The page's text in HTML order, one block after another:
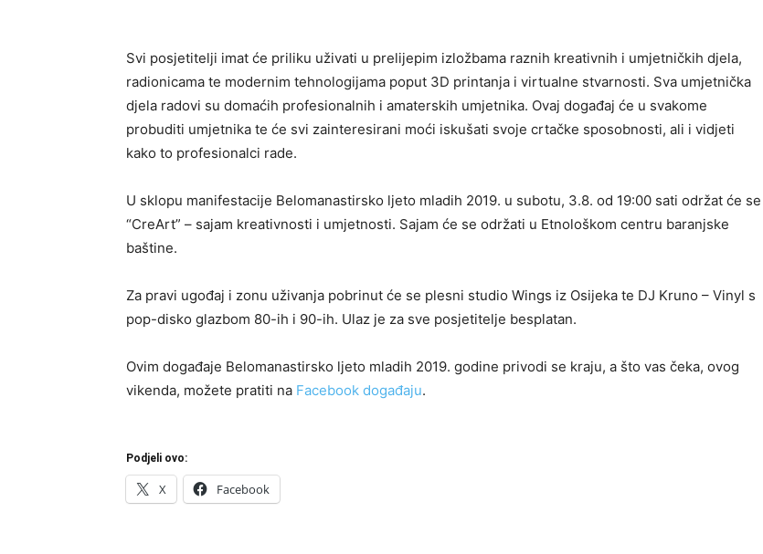
Svi posjetitelji imat će priliku uživati u prelijepim izložbama raznih kreativnih i umjetničkih djela,
radionicama te modernim tehnologijama poput 3D printanja i virtualne stvarnosti. Sva umjetnička
djela radovi su domaćih profesionalnih i amaterskih umjetnika. Ovaj događaj će u svakome
probuditi umjetnika te će svi zainteresirani moći iskušati svoje crtačke sposobnosti, ali i vidjeti
kako to profesionalci rade.
U sklopu manifestacije Belomanastirsko ljeto mladih 2019. u subotu, 3.8. od 19:00 sati održat će se
“CreArt” – sajam kreativnosti i umjetnosti. Sajam će se održati u Etnološkom centru baranjske
baštine.
Za pravi ugođaj i zonu uživanja pobrinut će se plesni studio Wings iz Osijeka te DJ Kruno – Vinyl s
pop-disko glazbom 80-ih i 90-ih. Ulaz je za sve posjetitelje besplatan.
Ovim događaje Belomanastirsko ljeto mladih 2019. godine privodi se kraju, a što vas čeka, ovog
vikenda, možete pratiti na Facebook događaju.
Podjeli ovo:
X Facebook